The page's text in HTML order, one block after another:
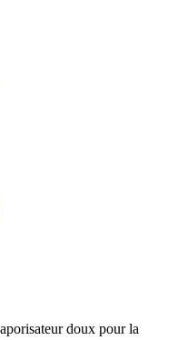
doux pour la